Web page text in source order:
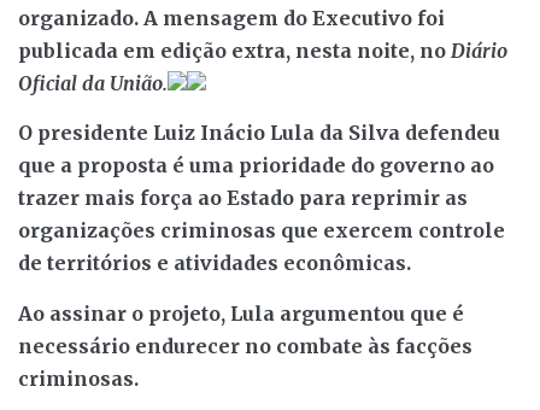
organizado. A mensagem do Executivo foi
publicada em edição extra, nesta noite, no Diário
Oficial da União.
O presidente Luiz Inácio Lula da Silva defendeu
que a proposta é uma prioridade do governo ao
trazer mais força ao Estado para reprimir as
organizações criminosas que exercem controle
de territórios e atividades econômicas.
Ao assinar o projeto, Lula argumentou que é
necessário endurecer no combate às facções
criminosas.